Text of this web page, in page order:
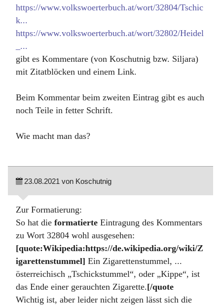
https://www.volkswoerterbuch.at/wort/32804/Tschic
k...
https://www.volkswoerterbuch.at/wort/32802/Heidel
_...
gibt es Kommentare (von Koschutnig bzw. Siljara)
mit Zitatblöcken und einem Link.
Beim Kommentar beim zweiten Eintrag gibt es auch
noch Teile in fetter Schrift.
Wie macht man das?
23.08.2021 von Koschutnig
Zur Formatierung:
So hat die formatierte Eintragung des Kommentars
zu Wort 32804 wohl ausgesehen:
[quote:Wikipedia:https://de.wikipedia.org/wiki/Z
igarettenstummel] Ein Zigarettenstummel, ...
österreichisch „Tschickstummel“, oder „Kippe“, ist
das Ende einer gerauchten Zigarette.[/quote
Wichtig ist, aber leider nicht zeigen lässt sich die